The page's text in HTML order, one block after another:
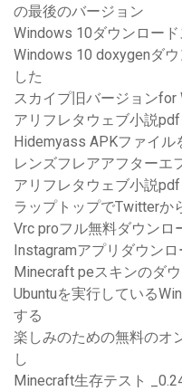
の最後のバージョン
Windows 10ダウンロー
Windows 10 doxygenダ
した
スカイプ旧バージョンfor
アリフレタウェブ小説
Hidemyass APKファイル
レンズフレアアフターエ
アリフレタウェブ小説
ラップトップでTwitterか
Vrc proフル無料ダウンロ
Instagramアプリダウン
Minecraft peスキンのダ
Ubuntuを実行している
する
楽しみのための無料のオ
し
Minecraft生存テスト